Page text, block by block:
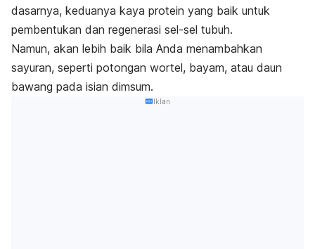
dasarnya, keduanya kaya protein yang baik untuk
pembentukan dan regenerasi sel-sel tubuh.
Namun, akan lebih baik bila Anda menambahkan
sayuran, seperti potongan wortel, bayam, atau daun
bawang pada isian dimsum.
Iklan